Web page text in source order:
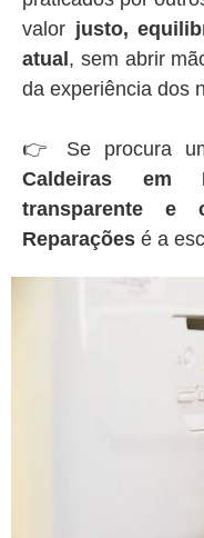
valor justo,
atual , sem abrir
da experiência dos
👉 Se procura
Caldeiras em
transparente e
Reparações é a